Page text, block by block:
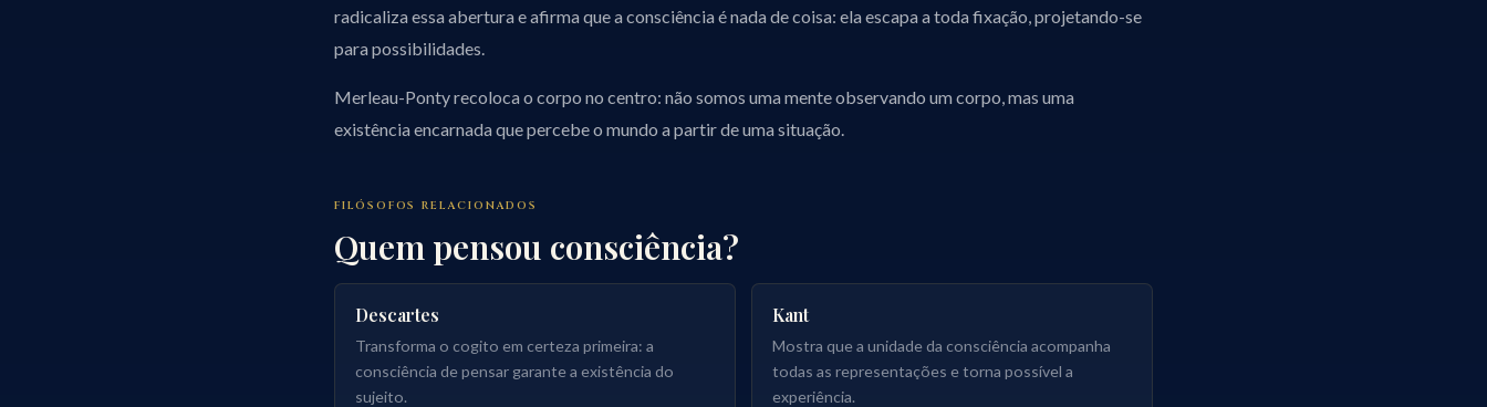
radicaliza essa abertura e afirma que a consciência é nada de coisa: ela escapa a toda fixação, projetando-se
para possibilidades.
Merleau-Ponty recoloca o corpo no centro: não somos uma mente observando um corpo, mas uma
existência encarnada que percebe o mundo a partir de uma situação.
FILÓSOFOS RELACIONADOS
Quem pensou consciência?
Descartes
Transforma o cogito em certeza primeira: a
consciência de pensar garante a existência do
sujeito.
Kant
Mostra que a unidade da consciência acompanha
todas as representações e torna possível a
experiência.